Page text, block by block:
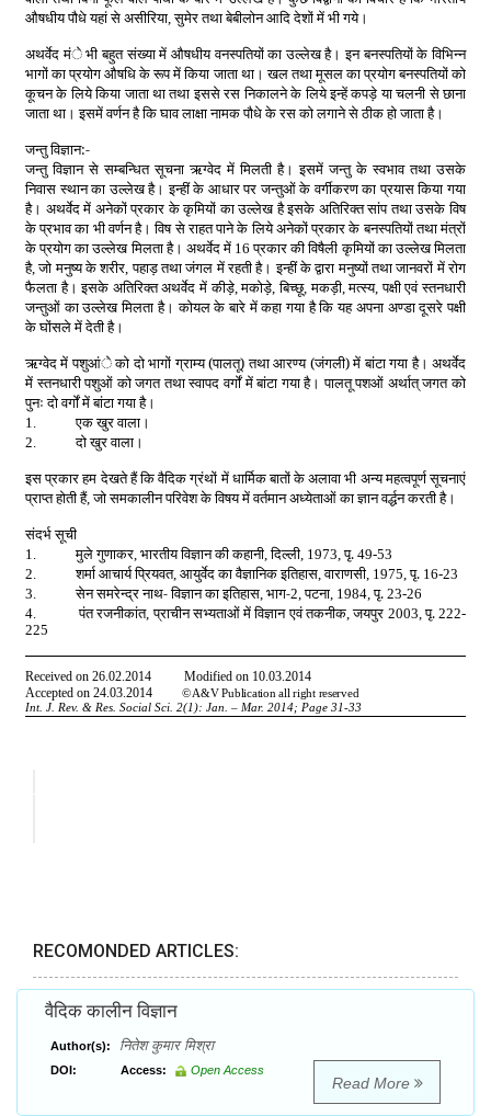
RECOMONDED ARTICLES:
वैदिक कालीन विज्ञान
Author(s): नितेश कुमार मिश्रा
DOI: Access: Open Access
Read More